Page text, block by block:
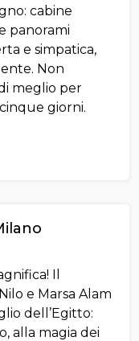
cabine
panorami
e simpatica,
Non
meglio per
giorni.
Il
e Marsa Alam
dell’Egitto:
alla magia dei